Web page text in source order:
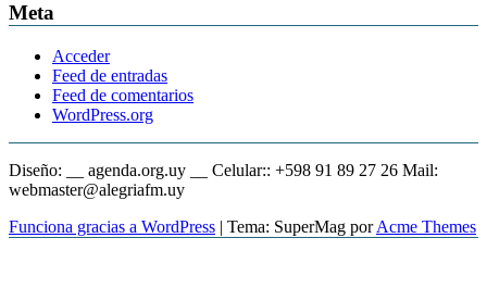
Meta
Acceder
Feed de entradas
Feed de comentarios
WordPress.org
Diseño: __ agenda.org.uy __ Celular:: +598 91 89 27 26 Mail:
webmaster@alegriafm.uy
Funciona gracias a WordPress | Tema: SuperMag porAcme Themes